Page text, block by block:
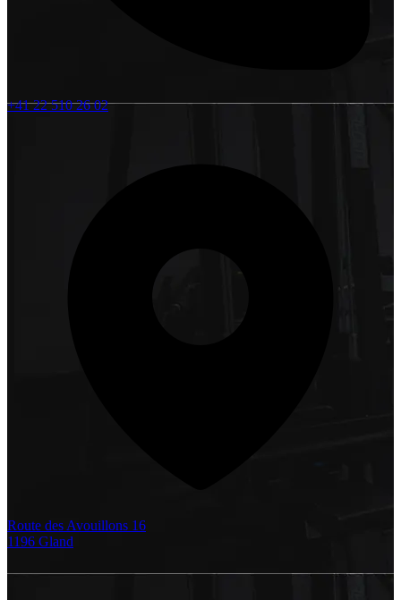
+41 22 510 26 02
Route des Avouillons 16
1196 Gland